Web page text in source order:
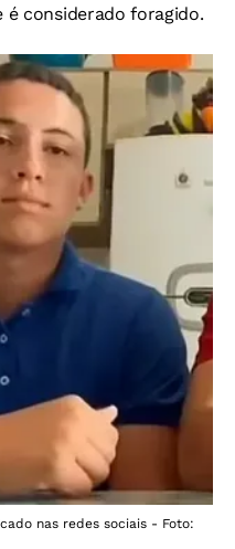
é considerado foragido.
nas redes sociais - Foto: